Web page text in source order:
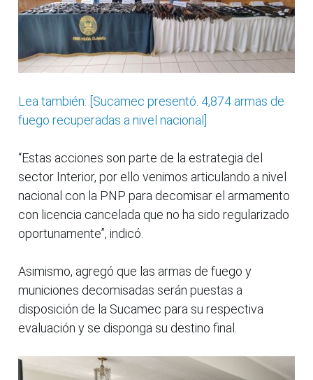
Lea también: [Sucamec presentó. 4,874 armas de
fuego recuperadas a nivel nacional]
“Estas acciones son parte de la estrategia del
sector Interior, por ello venimos articulando a nivel
nacional con la PNP para decomisar el armamento
con licencia cancelada que no ha sido regularizado
oportunamente”, indicó.
Asimismo, agregó que las armas de fuego y
municiones decomisadas serán puestas a
disposición de la Sucamec para su respectiva
evaluación y se disponga su destino final.